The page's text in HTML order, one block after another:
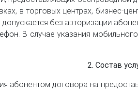
в торговых центрах, бизнес-
без авторизации
В случае указания
2. Состав
абонентом договора на